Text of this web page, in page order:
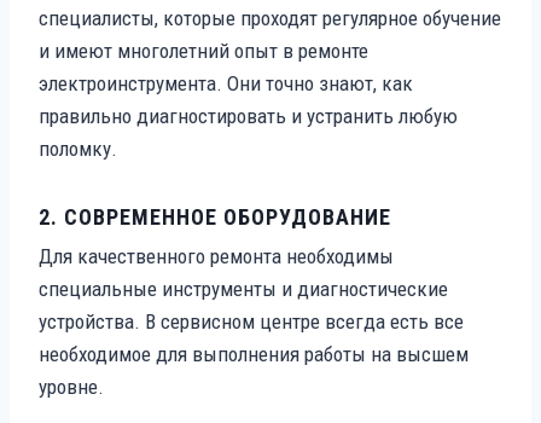
специалисты, которые проходят регулярное обучение
и имеют многолетний опыт в ремонте
электроинструмента. Они точно знают, как
правильно диагностировать и устранить любую
поломку.
2. СОВРЕМЕННОЕ ОБОРУДОВАНИЕ
Для качественного ремонта необходимы
специальные инструменты и диагностические
устройства. В сервисном центре всегда есть все
необходимое для выполнения работы на высшем
уровне.